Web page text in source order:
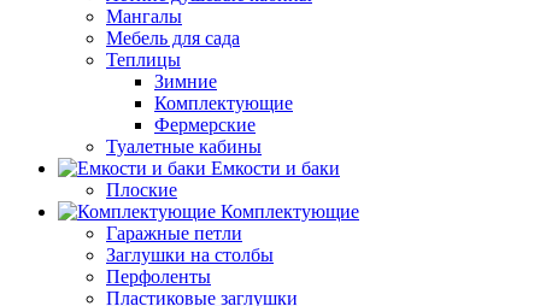
Мангалы
Мебель для сада
Теплицы
Зимние
Комплектующие
Фермерские
Туалетные кабины
Емкости и баки
Плоские
Комплектующие
Гаражные петли
Заглушки на столбы
Перфоленты
Пластиковые заглушки